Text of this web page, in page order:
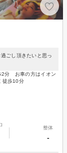
ごし頂きたいと思っ
2分 お車の方はイオン
徒歩10分
整体
-